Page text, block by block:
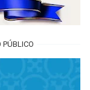
PÚBLICO